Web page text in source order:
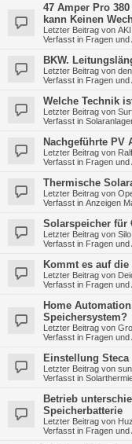
47 Amper Pro
kann Keinen
Letzter Beitrag von AKI
Verfasst in Fragen und
BKW.
Letzter Beitrag von
Verfasst in Fragen und
Welche Technik
Letzter Beitrag von
Verfasst in
Nachgeführte PV
Letzter Beitrag von
Verfasst in Fragen und
Thermische
Letzter Beitrag von
Verfasst in Anzeigen
Solarspeicher für
Letzter Beitrag von Silo
Verfasst in Fragen und
Kommt es auf die
Letzter Beitrag von
Verfasst in Fragen und
Home
Speichersystem?
Letzter Beitrag von
Verfasst in Fragen und
Einstellung Steca
Letzter Beitrag von
Verfasst in
Betrieb
Speicherbatterie
Letzter Beitrag von
Verfasst in Fragen und